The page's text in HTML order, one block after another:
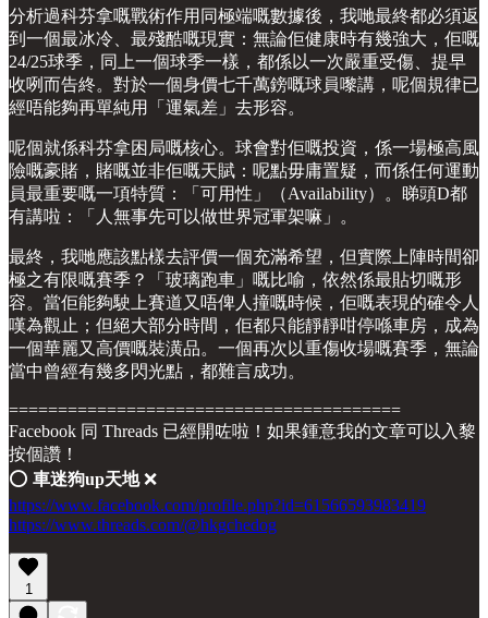
分析過科芬拿嘅戰術作用同極端嘅數據後，我哋最終都必須返
到一個最冰冷、最殘酷嘅現實：無論佢健康時有幾強大，佢嘅
24/25球季，同上一個球季一樣，都係以一次嚴重受傷、提早
收咧而告終。對於一個身價七千萬鎊嘅球員嚟講，呢個規律已
經唔能夠再單純用「運氣差」去形容。
呢個就係科芬拿困局嘅核心。球會對佢嘅投資，係一場極高風
險嘅豪賭，賭嘅並非佢嘅天賦：呢點毋庸置疑，而係任何運動
員最重要嘅一項特質：「可用性」（Availability）。睇頭D都
有講啦：「人無事先可以做世界冠軍架嘛」。
最終，我哋應該點樣去評價一個充滿希望，但實際上陣時間卻
極之有限嘅賽季？「玻璃跑車」嘅比喻，依然係最貼切嘅形
容。當佢能夠駛上賽道又唔俾人撞嘅時候，佢嘅表現的確令人
嘆為觀止；但絕大部分時間，佢都只能靜靜咁停喺車房，成為
一個華麗又高價嘅裝潢品。一個再次以重傷收場嘅賽季，無論
當中曾經有幾多閃光點，都難言成功。
========================================
Facebook 同 Threads 已經開咗啦！如果鍾意我的文章可以入黎
按個讚！
⭕️ 車迷狗up天地❌
https://www.facebook.com/profile.php?id=61566593983419
https://www.threads.com/@hkgchedog
1